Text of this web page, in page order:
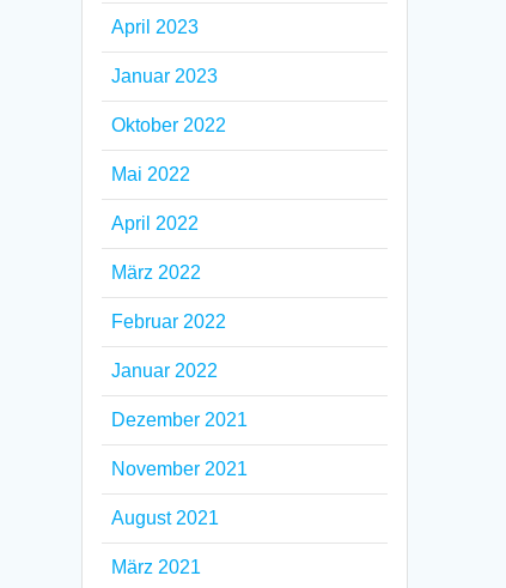
April 2023
Januar 2023
Oktober 2022
Mai 2022
April 2022
März 2022
Februar 2022
Januar 2022
Dezember 2021
November 2021
August 2021
März 2021